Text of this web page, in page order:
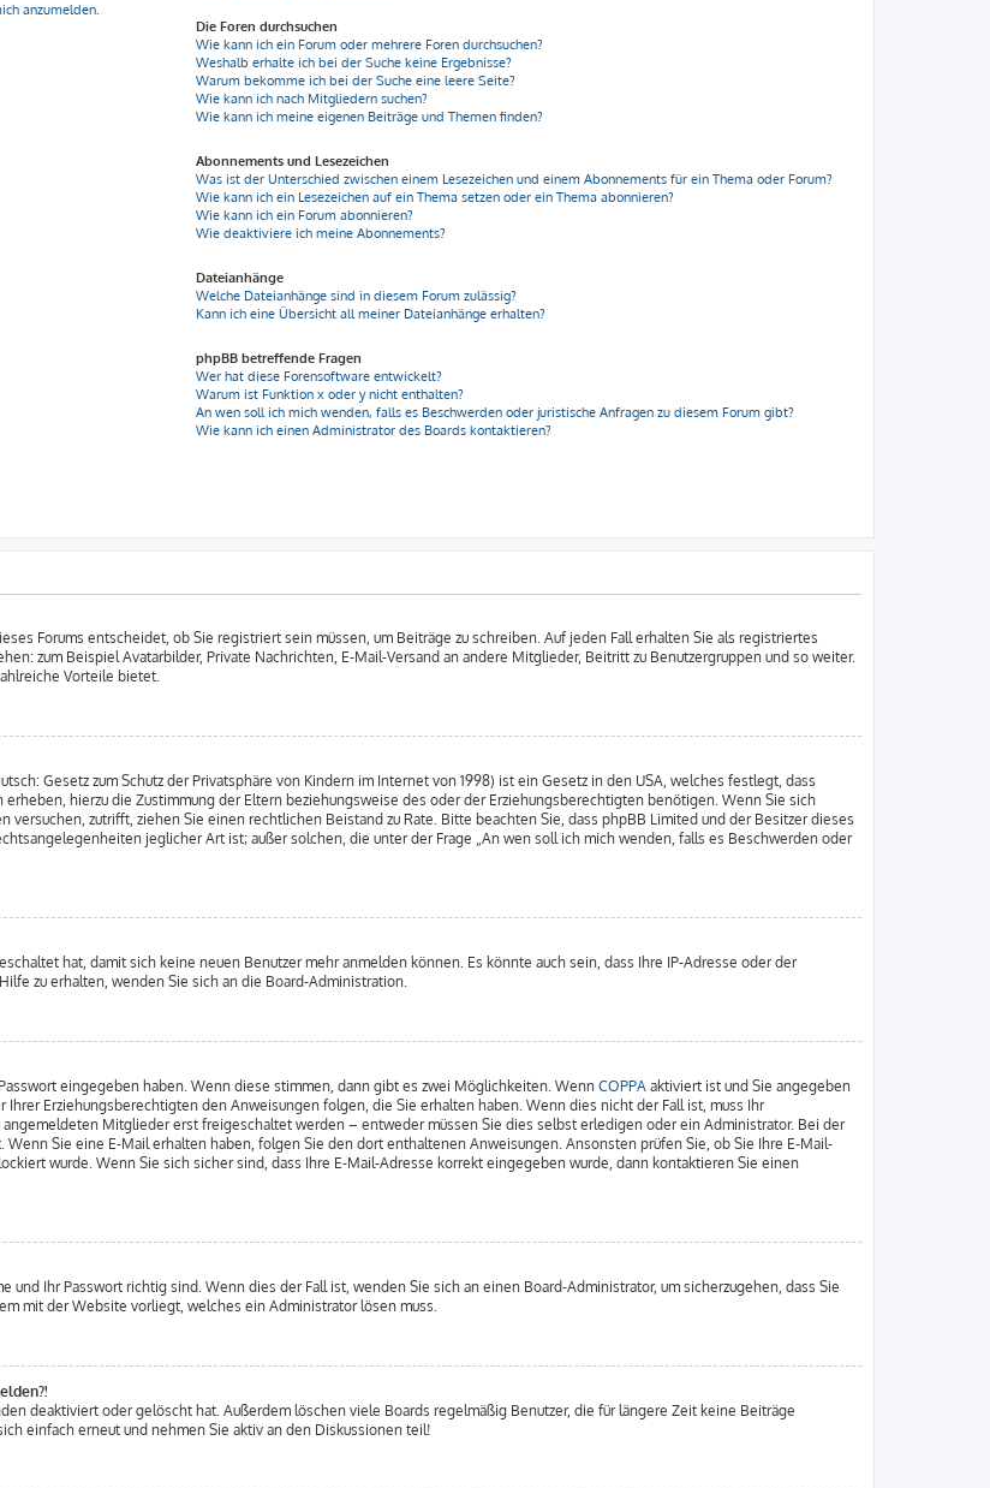
anzumelden.
Die Foren durchsuchen
Wie kann ich ein Forum oder mehrere Foren durchsuchen?
Weshalb erhalte ich bei der Suche keine Ergebnisse?
Warum bekomme ich bei der Suche eine leere Seite?
Wie kann ich nach Mitgliedern suchen?
Wie kann ich meine eigenen Beiträge und Themen finden?
Abonnements und Lesezeichen
Was ist der Unterschied zwischen einem Lesezeichen und einem Abonnements für ein Thema oder Forum?
Wie kann ich ein Lesezeichen auf ein Thema setzen oder ein Thema abonnieren?
Wie kann ich ein Forum abonnieren?
Wie deaktiviere ich meine Abonnements?
Dateianhänge
Welche Dateianhänge sind in diesem Forum zulässig?
Kann ich eine Übersicht all meiner Dateianhänge erhalten?
phpBB betreffende Fragen
Wer hat diese Forensoftware entwickelt?
Warum ist Funktion x oder y nicht enthalten?
An wen soll ich mich wenden, falls es Beschwerden oder juristische Anfragen zu diesem Forum gibt?
Wie kann ich einen Administrator des Boards kontaktieren?
Forums entscheidet, ob Sie registriert sein müssen, um Beiträge zu schreiben. Auf jeden Fall erhalten Sie als registriertes
zum Beispiel Avatarbilder, Private Nachrichten, E-Mail-Versand an andere Mitglieder, Beitritt zu Benutzergruppen und so weiter.
Vorteile bietet.
Gesetz zum Schutz der Privatsphäre von Kindern im Internet von 1998) ist ein Gesetz in den USA, welches festlegt, dass
hierzu die Zustimmung der Eltern beziehungsweise des oder der Erziehungsberechtigten benötigen. Wenn Sie sich
zutrifft, ziehen Sie einen rechtlichen Beistand zu Rate. Bitte beachten Sie, dass phpBB Limited und der Besitzer dieses
jeglicher Art ist; außer solchen, die unter der Frage „An wen soll ich mich wenden, falls es Beschwerden oder
hat, damit sich keine neuen Benutzer mehr anmelden können. Es könnte auch sein, dass Ihre IP-Adresse oder der
zu erhalten, wenden Sie sich an die Board-Administration.
eingegeben haben. Wenn diese stimmen, dann gibt es zwei Möglichkeiten. Wenn COPPA aktiviert ist und Sie angegeben
Ihrer Erziehungsberechtigten den Anweisungen folgen, die Sie erhalten haben. Wenn dies nicht der Fall ist, muss Ihr
Mitglieder erst freigeschaltet werden – entweder müssen Sie dies selbst erledigen oder ein Administrator. Bei der
Sie eine E-Mail erhalten haben, folgen Sie den dort enthaltenen Anweisungen. Ansonsten prüfen Sie, ob Sie Ihre E-Mail-
wurde. Wenn Sie sich sicher sind, dass Ihre E-Mail-Adresse korrekt eingegeben wurde, dann kontaktieren Sie einen
und Ihr Passwort richtig sind. Wenn dies der Fall ist, wenden Sie sich an einen Board-Administrator, um sicherzugehen, dass Sie
mit der Website vorliegt, welches ein Administrator lösen muss.
deaktiviert oder gelöscht hat. Außerdem löschen viele Boards regelmäßig Benutzer, die für längere Zeit keine Beiträge
einfach erneut und nehmen Sie aktiv an den Diskussionen teil!